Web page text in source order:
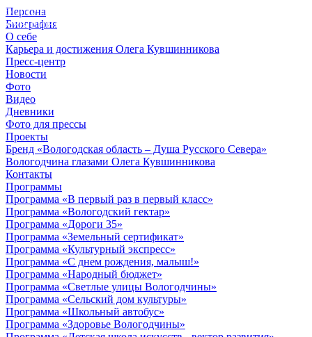
Персона
Биография
О себе
Карьера и достижения Олега Кувшинникова
Пресс-центр
Новости
Фото
Видео
Дневники
Фото для прессы
Проекты
Бренд «Вологодская область – Душа Русского Севера»
Вологодчина глазами Олега Кувшинникова
Контакты
Программы
Программа «В первый раз в первый класс»
Программа «Вологодский гектар»
Программа «Дороги 35»
Программа «Земельный сертификат»
Программа «Культурный экспресс»
Программа «С днем рождения, малыш!»
Программа «Народный бюджет»
Программа «Светлые улицы Вологодчины»
Программа «Сельский дом культуры»
Программа «Школьный автобус»
Программа «Здоровье Вологодчины»
© 2012 - 2023,
КУВШИННИКОВ О.А.